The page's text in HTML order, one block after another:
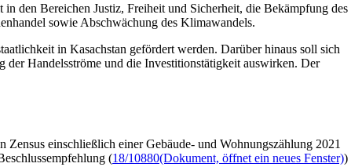
den Bereichen Justiz, Freiheit und Sicherheit, die Bekämpfung des
sowie Abschwächung des Klimawandels.
in Kasachstan gefördert werden. Darüber hinaus soll sich
der Handelsströme und die Investitionstätigkeit auswirken. Der
einschließlich einer Gebäude- und Wohnungszählung 2021
(18/10880(Dokument, öffnet ein neues Fenster))